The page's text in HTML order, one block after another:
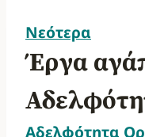
Νεότερα
Έργα
Αδελφότητα